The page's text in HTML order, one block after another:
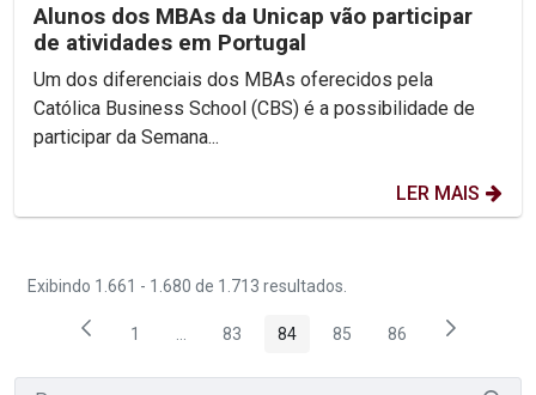
Alunos dos MBAs da Unicap vão participar
de atividades em Portugal
Um dos diferenciais dos MBAs oferecidos pela
Católica Business School (CBS) é a possibilidade de
participar da Semana...
LER MAIS
Exibindo 1.661 - 1.680 de 1.713 resultados.
Página
1 Páginas intermediárias Usar ABA para
Página
83 Página
84 Página
85 Página
86